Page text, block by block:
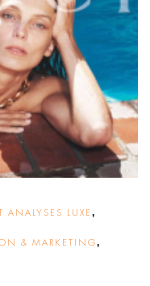
ANALYSES LUXE ,
& MARKETING,